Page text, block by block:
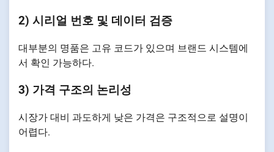
2) 시리얼 번호 및 데이터 검증
대부분의 명품은 고유 코드가 있으며 브랜드 시스템에
서 확인 가능하다.
3) 가격 구조의 논리성
시장가 대비 과도하게 낮은 가격은 구조적으로 설명이
어렵다.